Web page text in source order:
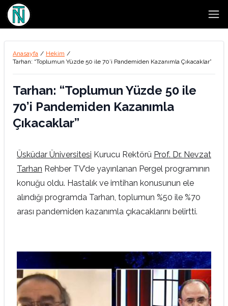
Anasayfa / Hekim /
Tarhan: “Toplumun Yüzde 50 ile 70’i Pandemiden Kazanımla Çıkacaklar”
Tarhan: “Toplumun Yüzde 50 ile
70’i Pandemiden Kazanımla
Çıkacaklar”
Üsküdar Üniversitesi Kurucu Rektörü Prof. Dr. Nevzat
Tarhan Rehber TV’de yayınlanan Pergel programının
konuğu oldu. Hastalık ve imtihan konusunun ele
alındığı programda Tarhan, toplumun %50 ile %70
arası pandemiden kazanımla çıkacaklarını belirtti.